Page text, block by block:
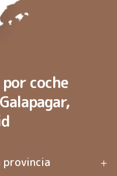
por coche
provincia